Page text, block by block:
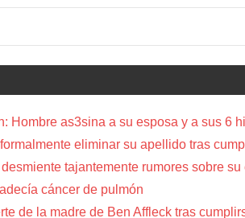
Hombre as3sina a su esposa y a sus 6
eliminar su apellido tras
tajantemente rumores sobre su
cáncer de pulmón
de la madre de Ben Affleck tras